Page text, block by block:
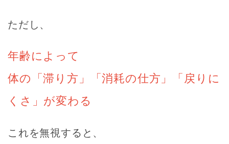
ただし、
年齢によって
体の「滞り方」「消耗の仕方」「戻りに
くさ」が変わる
これを無視すると、